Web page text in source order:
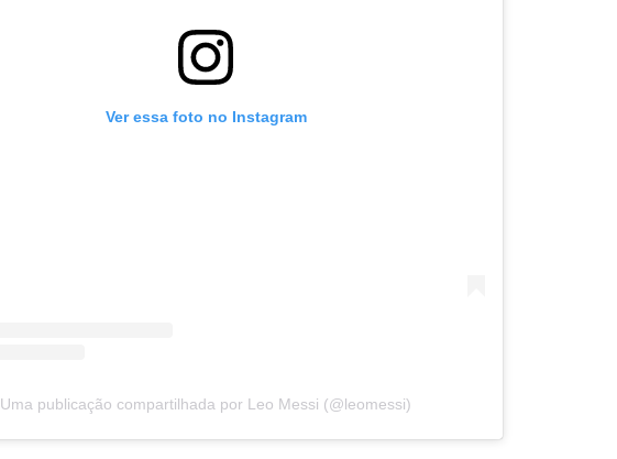
Ver essa foto no Instagram
Uma publicação compartilhada por Leo Messi (@leomessi)